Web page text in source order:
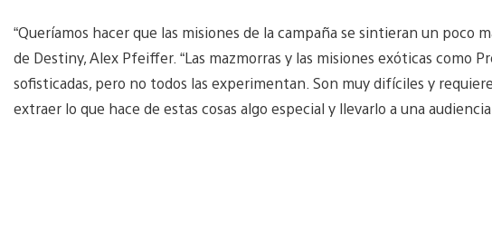
“Queríamos hacer que las misiones de la campaña se sintieran un poco
de Destiny, Alex Pfeiffer. “Las mazmorras y las misiones exóticas como
sofisticadas, pero no todos las experimentan. Son muy difíciles y
extraer lo que hace de estas cosas algo especial y llevarlo a una audiencia